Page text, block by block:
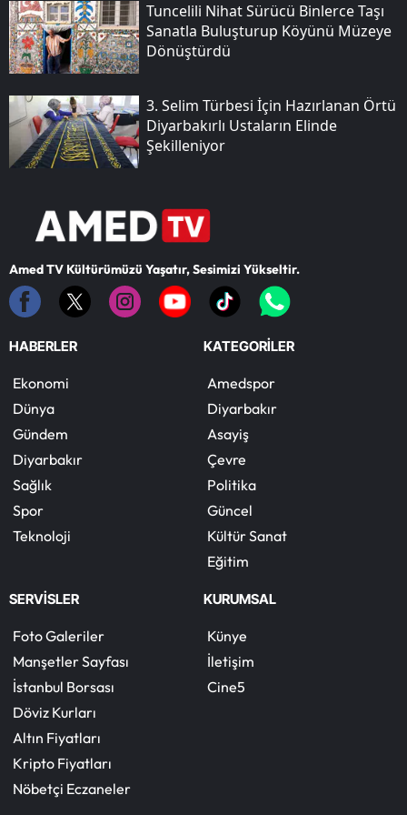
Tuncelili Nihat Sürücü Binlerce Taşı
Sanatla Buluşturup Köyünü Müzeye
Dönüştürdü
3. Selim Türbesi İçin Hazırlanan Örtü
Diyarbakırlı Ustaların Elinde
Şekilleniyor
Amed TV Kültürümüzü Yaşatır, Sesimizi Yükseltir.
HABERLER
Ekonomi
Dünya
Gündem
Diyarbakır
Sağlık
Spor
Teknoloji
KATEGORİLER
Amedspor
Diyarbakır
Asayiş
Çevre
Politika
Güncel
Kültür Sanat
Eğitim
SERVİSLER
Foto Galeriler
Manşetler Sayfası
İstanbul Borsası
Döviz Kurları
Altın Fiyatları
Kripto Fiyatları
Nöbetçi Eczaneler
KURUMSAL
Künye
İletişim
Cine5